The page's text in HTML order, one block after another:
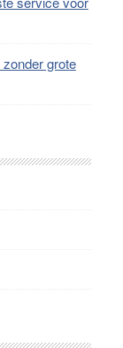
grote